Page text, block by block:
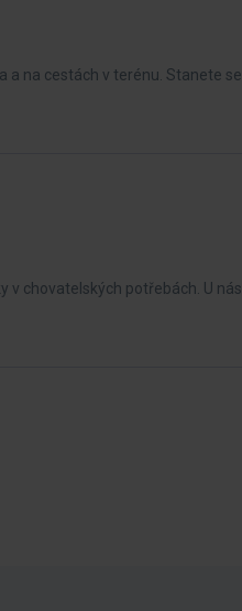
a na cestách v terénu. Stanete se
v chovatelských potřebách. U nás